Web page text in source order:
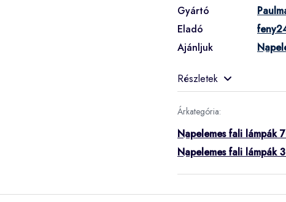
Gyártó
Eladó
Ajánljuk
Részletek
Árkategória:
Napelemes fali lámpák
Napelemes fali lámpák